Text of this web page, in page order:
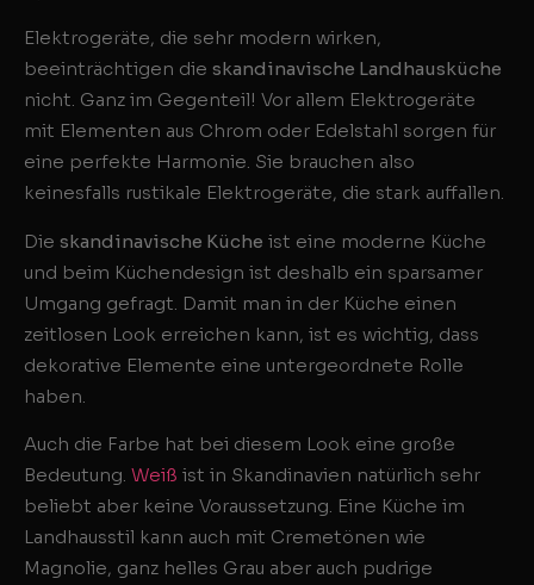
Elektrogeräte, die sehr modern wirken,
beeinträchtigen die skandinavische Landhausküche
nicht. Ganz im Gegenteil! Vor allem Elektrogeräte
mit Elementen aus Chrom oder Edelstahl sorgen für
eine perfekte Harmonie. Sie brauchen also
keinesfalls rustikale Elektrogeräte, die stark auffallen.
Die skandinavische Küche ist eine moderne Küche
und beim Küchendesign ist deshalb ein sparsamer
Umgang gefragt. Damit man in der Küche einen
zeitlosen Look erreichen kann, ist es wichtig, dass
dekorative Elemente eine untergeordnete Rolle
haben.
Auch die Farbe hat bei diesem Look eine große
Bedeutung. Weiß ist in Skandinavien natürlich sehr
beliebt aber keine Voraussetzung. Eine Küche im
Landhausstil kann auch mit Cremetönen wie
Magnolie, ganz helles Grau aber auch pudrige